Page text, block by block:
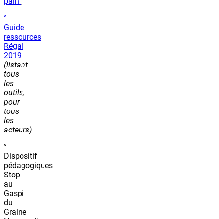
°
Guide
ressources
Régal
2019
(listant
tous
les
outils,
pour
tous
les
acteurs)
°
Dispositif
pédagogiques
Stop
au
Gaspi
du
Graine